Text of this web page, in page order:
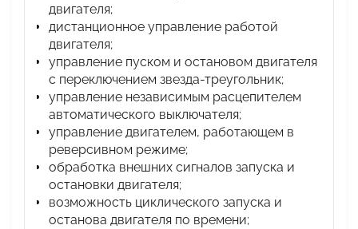
двигателя;
дистанционное управление работой
двигателя;
управление пуском и остановом двигателя
с переключением звезда-треугольник;
управление независимым расцепителем
автоматического выключателя;
управление двигателем, работающем в
реверсивном режиме;
обработка внешних сигналов запуска и
остановки двигателя;
возможность циклического запуска и
останова двигателя по времени;